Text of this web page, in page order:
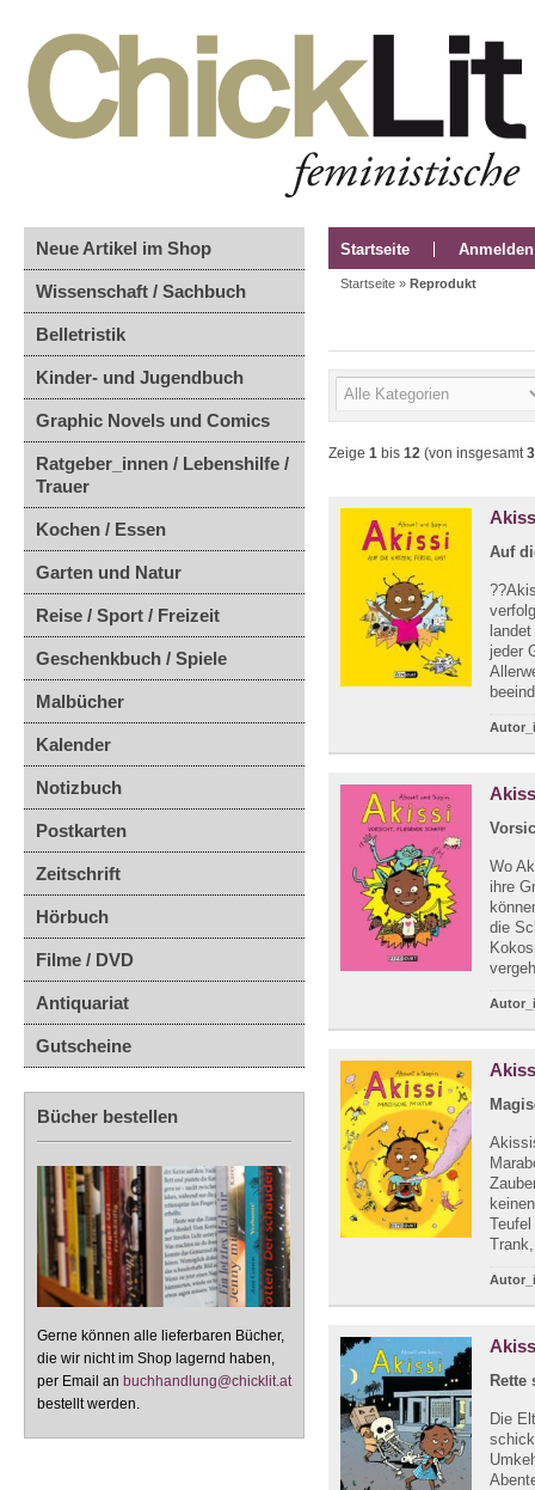
Neue Artikel im Shop
Wissenschaft / Sachbuch
Belletristik
Kinder- und Jugendbuch
Graphic Novels und Comics
Ratgeber_innen / Lebenshilfe /
Trauer
Kochen / Essen
Garten und Natur
Reise / Sport / Freizeit
Geschenkbuch / Spiele
Malbücher
Kalender
Notizbuch
Postkarten
Zeitschrift
Hörbuch
Filme / DVD
Antiquariat
Gutscheine
Bücher bestellen
Gerne können alle lieferbaren Bücher,
die wir nicht im Shop lagernd haben,
per Email an buchhandlung@chicklit.at
bestellt werden.
Startseite Anmelden
Startseite » Reprodukt
Zeige 1 bis 12 (von insgesamt
Auf
jeder
Wo
ihre
die
Rette
Die